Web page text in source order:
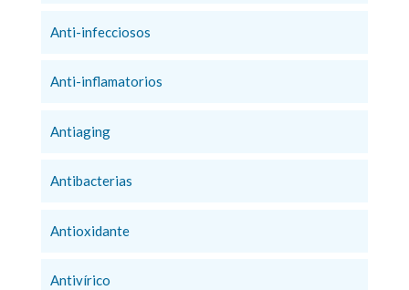
Anti-infecciosos
Anti-inflamatorios
Antiaging
Antibacterias
Antioxidante
Antivírico